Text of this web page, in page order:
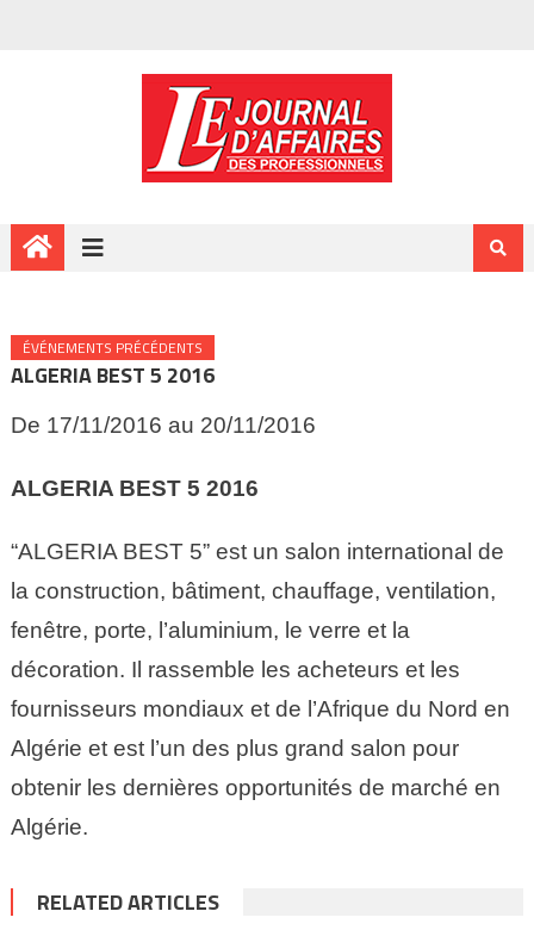
ÉVÉNEMENTS PRÉCÉDENTS
ALGERIA BEST 5 2016
De 17/11/2016 au 20/11/2016
ALGERIA BEST 5 2016
“ALGERIA BEST 5” est un salon international de
la construction, bâtiment, chauffage, ventilation,
fenêtre, porte, l’aluminium, le verre et la
décoration. Il rassemble les acheteurs et les
fournisseurs mondiaux et de l’Afrique du Nord en
Algérie et est l’un des plus grand salon pour
obtenir les dernières opportunités de marché en
Algérie.
RELATED ARTICLES